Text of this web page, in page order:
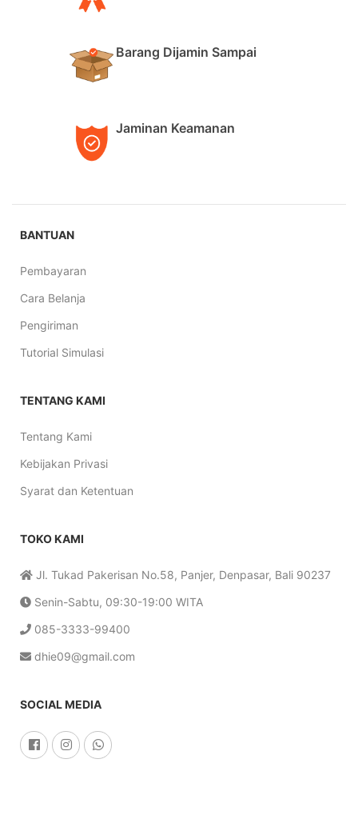
Barang Dijamin Sampai
Jaminan Keamanan
BANTUAN
Pembayaran
Cara Belanja
Pengiriman
Tutorial Simulasi
TENTANG KAMI
Tentang Kami
Kebijakan Privasi
Syarat dan Ketentuan
TOKO KAMI
Jl. Tukad Pakerisan No.58, Panjer, Denpasar, Bali 90237
Senin-Sabtu, 09:30-19:00 WITA
085-3333-99400
dhie09@gmail.com
SOCIAL MEDIA